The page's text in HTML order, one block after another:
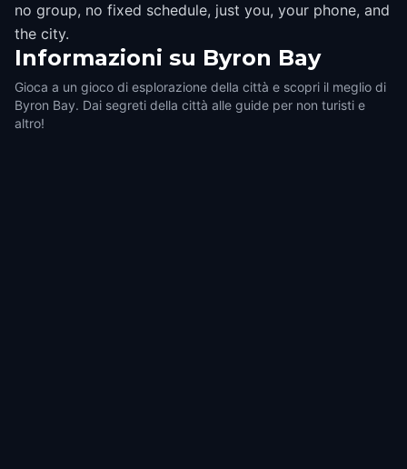
no group, no fixed schedule, just you, your phone, and
the city.
Informazioni su Byron Bay
Gioca a un gioco di esplorazione della città e scopri il meglio di
Byron Bay. Dai segreti della città alle guide per non turisti e
altro!